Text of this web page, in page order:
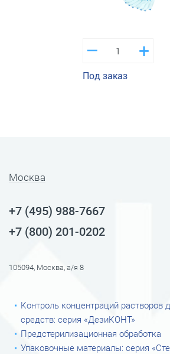
+
–
Под заказ
Москва
+7 (495) 988-7667
+7 (800) 201-0202
105094, Москва, а/я 8
Контроль концентраций
средств: серия «ДезиКОНТ»
Предстерилизационная обработка
Упаковочные материалы: серия